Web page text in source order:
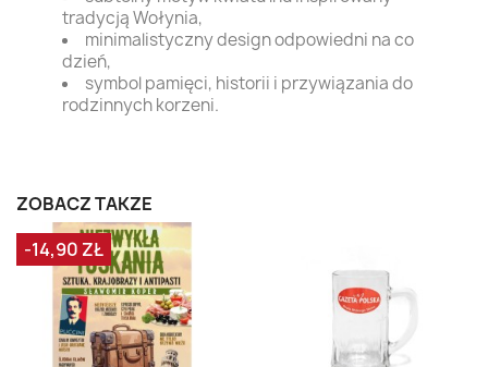
tradycją Wołynia,
minimalistyczny design odpowiedni na co
dzień,
symbol pamięci, historii i przywiązania do
rodzinnych korzeni.
ZOBACZ TAKŻE
-14,90 ZŁ